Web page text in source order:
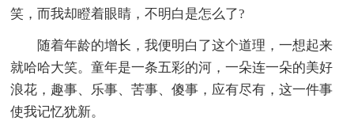
笑，而我却瞪着眼睛，不明白是怎么了?
随着年龄的增长，我便明白了这个道理，一想起来
就哈哈大笑。童年是一条五彩的河，一朵连一朵的美好
浪花，趣事、乐事、苦事、傻事，应有尽有，这一件事
使我记忆犹新。